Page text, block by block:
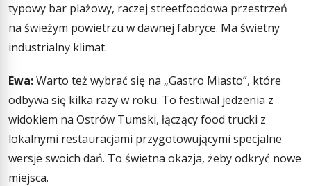
typowy bar plażowy, raczej streetfoodowa przestrzeń
na świeżym powietrzu w dawnej fabryce. Ma świetny
industrialny klimat.
Ewa:Warto też wybrać się na „Gastro Miasto”, które
odbywa się kilka razy w roku. To festiwal jedzenia z
widokiem na Ostrów Tumski, łączący food trucki z
lokalnymi restauracjami przygotowującymi specjalne
wersje swoich dań. To świetna okazja, żeby odkryć nowe
miejsca.